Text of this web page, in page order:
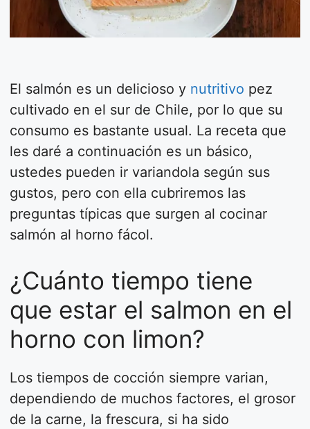
El salmón es un delicioso y nutritivo pez
cultivado en el sur de Chile, por lo que su
consumo es bastante usual. La receta que
les daré a continuación es un básico,
ustedes pueden ir variandola según sus
gustos, pero con ella cubriremos las
preguntas típicas que surgen al cocinar
salmón al horno fácol.
¿Cuánto tiempo tiene
que estar el salmon en el
horno con limon?
Los tiempos de cocción siempre varian,
dependiendo de muchos factores, el grosor
de la carne, la frescura, si ha sido